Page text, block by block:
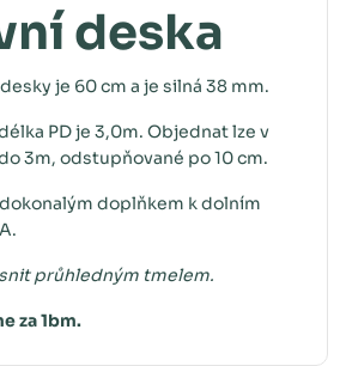
deska
je 60 cm a je silná 38 mm.
PD je 3,0m. Objednat lze v
3m, odstupňované po 10 cm.
doplňkem k dolním
průhledným tmelem.
za 1bm.